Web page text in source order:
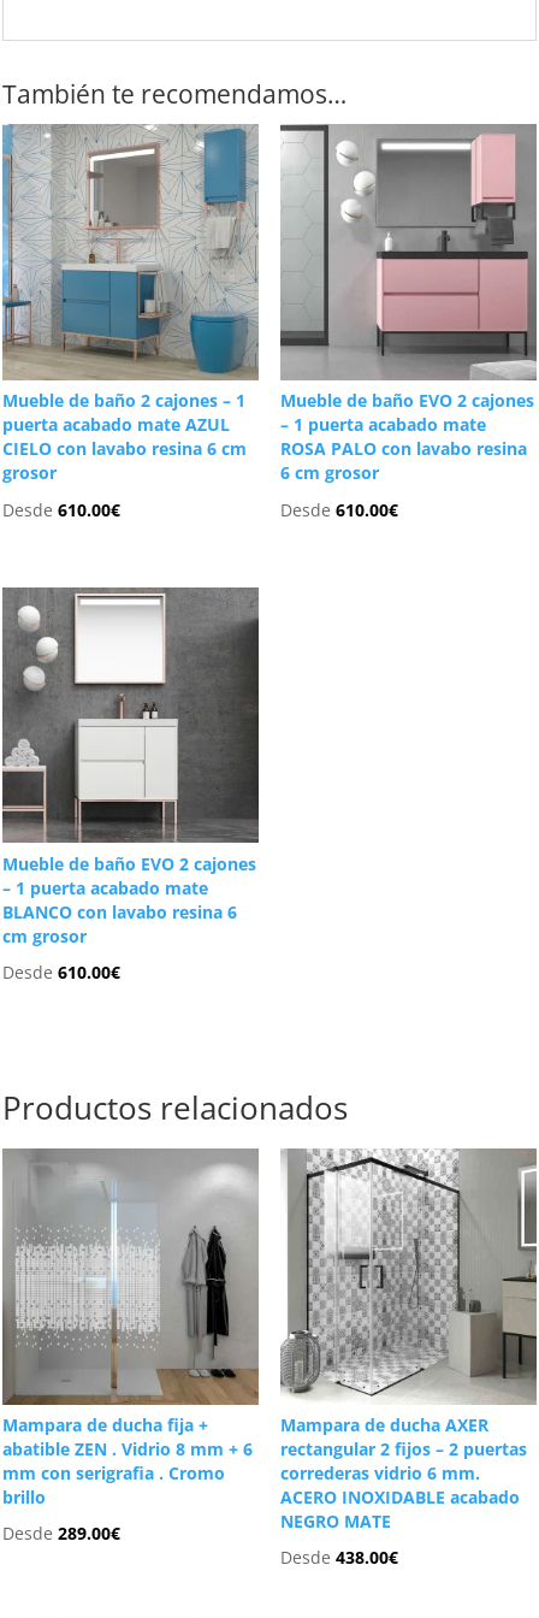
También te recomendamos…
Mueble de baño 2 cajones – 1
puerta acabado mate AZUL
CIELO con lavabo resina 6 cm
grosor
Desde610.00€
Mueble de baño EVO 2 cajones
– 1 puerta acabado mate
ROSA PALO con lavabo resina
6 cm grosor
Desde 610.00€
Mueble de baño EVO 2 cajones
– 1 puerta acabado mate
BLANCO con lavabo resina 6
cm grosor
Desde610.00€
Productos relacionados
Mampara de ducha fija +
abatible ZEN . Vidrio 8 mm + 6
mm con serigrafia . Cromo
brillo
Desde289.00€
Mampara de ducha AXER
rectangular 2 fijos – 2 puertas
correderas vidrio 6 mm.
ACERO INOXIDABLE acabado
NEGRO MATE
Desde 438.00€